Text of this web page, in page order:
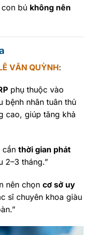
bú không nên
VĂN QUỲNH:
phụ thuộc vào
bệnh nhân tuân thủ
cao, giúp tăng khả
cần thời gian phát
2–3 tháng.”
nên chọn cơ sở uy
sĩ chuyên khoa giàu